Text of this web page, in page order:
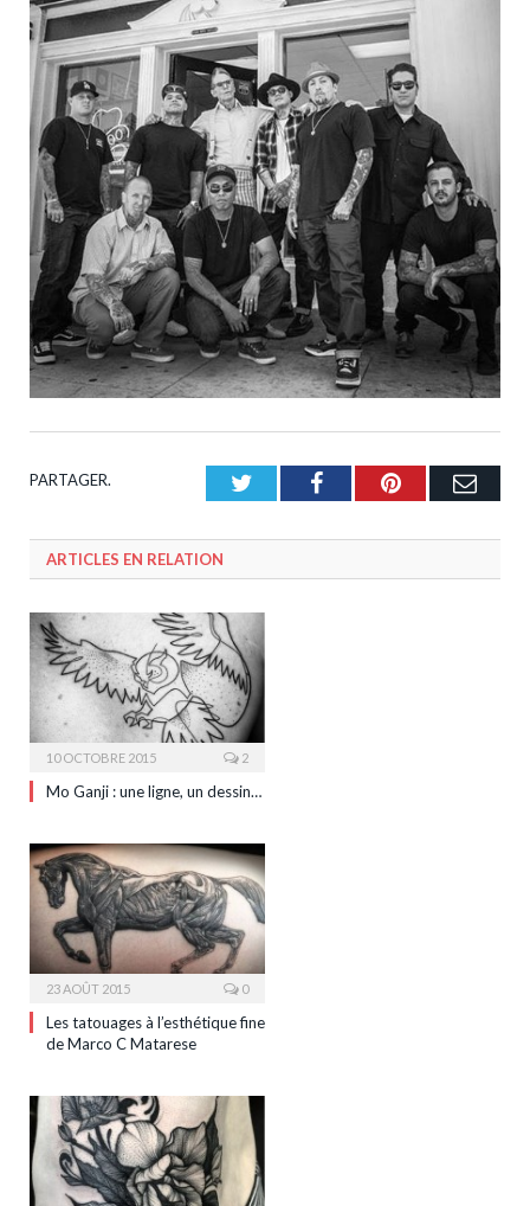
PARTAGER. TwitterFacebookPinterest
ARTICLES EN RELATION
10 OCTOBRE 2015 2
Mo Ganji : une ligne, un dessin…
23 AOÛT 2015 0
Les tatouages à l’esthétique fine
de Marco C Matarese